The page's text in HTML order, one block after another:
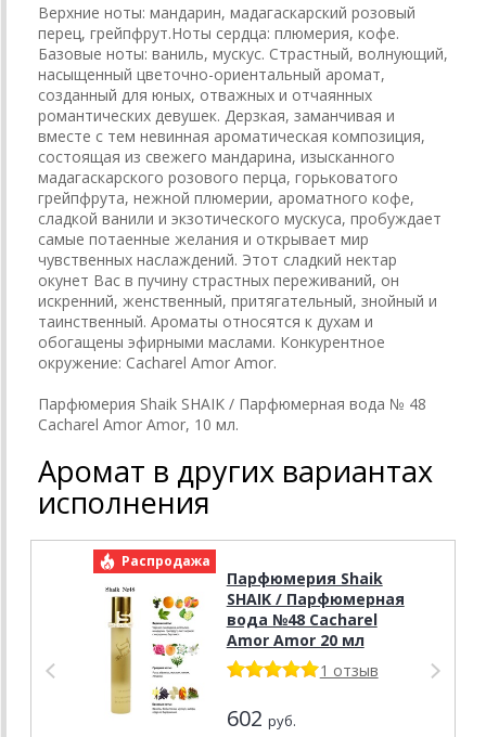
Верхние ноты: мандарин, мадагаскарский розовый
перец, грейпфрут.Ноты сердца: плюмерия, кофе.
Базовые ноты: ваниль, мускус. Страстный, волнующий,
насыщенный цветочно-ориентальный аромат,
созданный для юных, отважных и отчаянных
романтических девушек. Дерзкая, заманчивая и
вместе с тем невинная ароматическая композиция,
состоящая из свежего мандарина, изысканного
мадагаскарского розового перца, горьковатого
грейпфрута, нежной плюмерии, ароматного кофе,
сладкой ванили и экзотического мускуса, пробуждает
самые потаенные желания и открывает мир
чувственных наслаждений. Этот сладкий нектар
окунет Вас в пучину страстных переживаний, он
искренний, женственный, притягательный, знойный и
таинственный. Ароматы относятся к духам и
обогащены эфирными маслами. Конкурентное
окружение: Cacharel Amor Amor.
Парфюмерия Shaik SHAIK / Парфюмерная вода № 48
Cacharel Amor Amor, 10 мл.
Аромат в других вариантах
исполнения
Распродажа
Парфюмерия Shaik
SHAIK / Парфюмерная
вода №48 Cacharel
Amor Amor 20 мл
1 отзыв
602 руб.